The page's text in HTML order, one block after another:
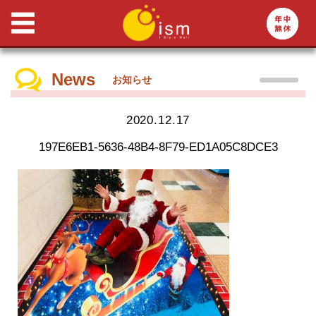
News お知らせ
2020.12.17
197E6EB1-5636-48B4-8F79-ED1A05C8DCE3